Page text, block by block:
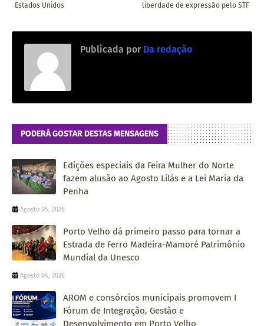
liberdade de expressão pelo STF
Estados Unidos
Publicada por Da redação
PODERÁ GOSTAR DESTAS MENSAGENS
Edições especiais da Feira Mulher do Norte
fazem alusão ao Agosto Lilás e a Lei Maria da
Penha
Agosto 05, 2026
Porto Velho dá primeiro passo para tornar a
Estrada de Ferro Madeira-Mamoré Patrimônio
Mundial da Unesco
Agosto 04, 2026
AROM e consórcios municipais promovem I
Fórum de Integração, Gestão e
Desenvolvimento em Porto Velho